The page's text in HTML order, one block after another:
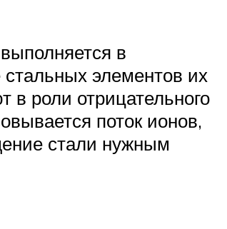
в
элементов их
в роли отрицательного
поток ионов,
стали нужным